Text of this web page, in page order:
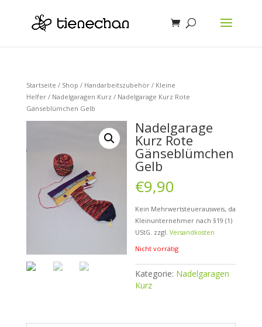
Startseite / Shop / Handarbeitszubehör/ Kleine
Helfer/ Nadelgaragen Kurz / Nadelgarage Kurz Rote
Gänseblümchen Gelb
Nadelgarage
Kurz Rote
Gänseblümchen
Gelb
€9,90
Kein Mehrwertsteuerausweis, da
Kleinunternehmer nach §19 (1)
UStG. zzgl.Versandkosten
Nicht vorrätig
Kategorie: Nadelgaragen
Kurz